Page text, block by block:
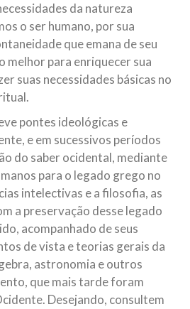
da natureza
o ser humano, por sua
que emana de seu
melhor para enriquecer sua
suas necessidades básicas no
pontes ideológicas e
e em sucessivos períodos
do saber ocidental, mediante
para o legado grego no
intelectivas e a filosofia, as
a preservação desse legado
acompanhado de seus
de vista e teorias gerais da
astronomia e outros
que mais tarde foram
Desejando, consultem